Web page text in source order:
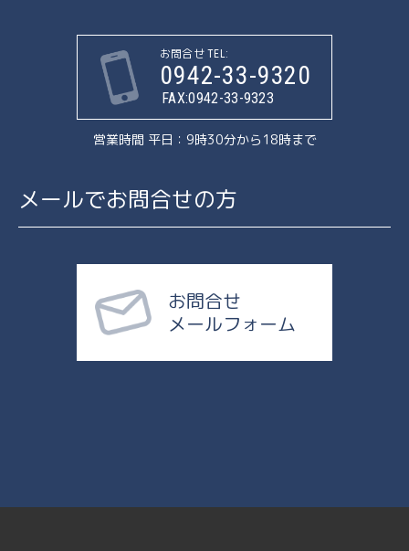
お問合せ TEL:
0942-33-9320
FAX:0942-33-9323
営業時間 平日：9時30分から18時まで
メールでお問合せの方
お問合せ
メールフォーム